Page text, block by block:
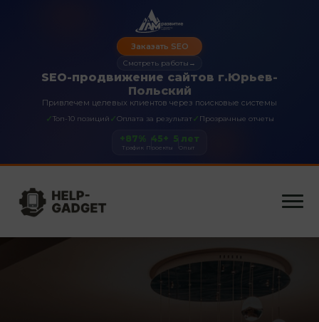
SEO-продвижение сайтов г.Юрьев-
Польский
Привлечем целевых клиентов через поисковые системы
✓Топ-10 позиций ✓Оплата за результат✓ Прозрачные отчеты
Заказать SEO
Смотреть работы →
+87%
Трафик
45+
Проекты
5 лет
Опыт